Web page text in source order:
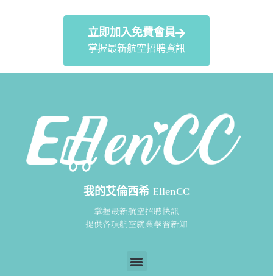
立即加入免費會員
掌握最新航空招聘資訊
我的艾倫西希-EllenCC
掌握最新航空招聘快訊
提供各項航空就業學習新知